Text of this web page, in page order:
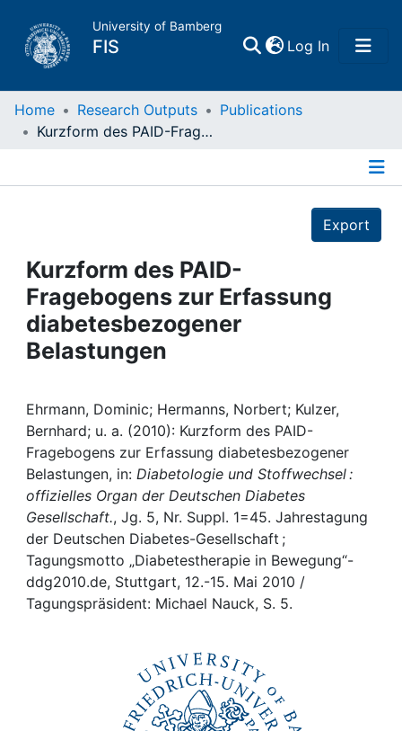
University of Bamberg
FIS Log In(current)
Home
Projects
People
Institutions
Awards
My FIS
Help
Home Research Outputs
Publications
Kurzform des PAID-Fragebogens zur Erfassung diabetesbezogener Belastungen
Export
Kurzform des PAID-
Fragebogens zur Erfassung
diabetesbezogener
Belastungen
Ehrmann, Dominic; Hermanns, Norbert; Kulzer,
Bernhard; u. a. (2010): Kurzform des PAID-
Fragebogens zur Erfassung diabetesbezogener
Belastungen, in: Diabetologie und Stoffwechsel :
offizielles Organ der Deutschen Diabetes
Gesellschaft., Jg. 5, Nr. Suppl. 1=45. Jahrestagung
der Deutschen Diabetes-Gesellschaft ;
Tagungsmotto „Diabetestherapie in Bewegung“-
ddg2010.de, Stuttgart, 12.-15. Mai 2010 /
Tagungspräsident: Michael Nauck, S. 5.